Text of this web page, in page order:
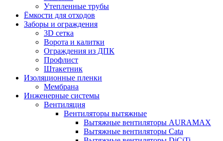
Утепленные трубы
Ёмкости для отходов
Заборы и ограждения
3D сетка
Ворота и калитки
Ограждения из ДПК
Профлист
Штакетник
Изоляционные пленки
Мембрана
Инженерные системы
Вентиляция
Вентиляторы вытяжные
Вытяжные вентиляторы AURAMAX
Вытяжные вентиляторы Cata